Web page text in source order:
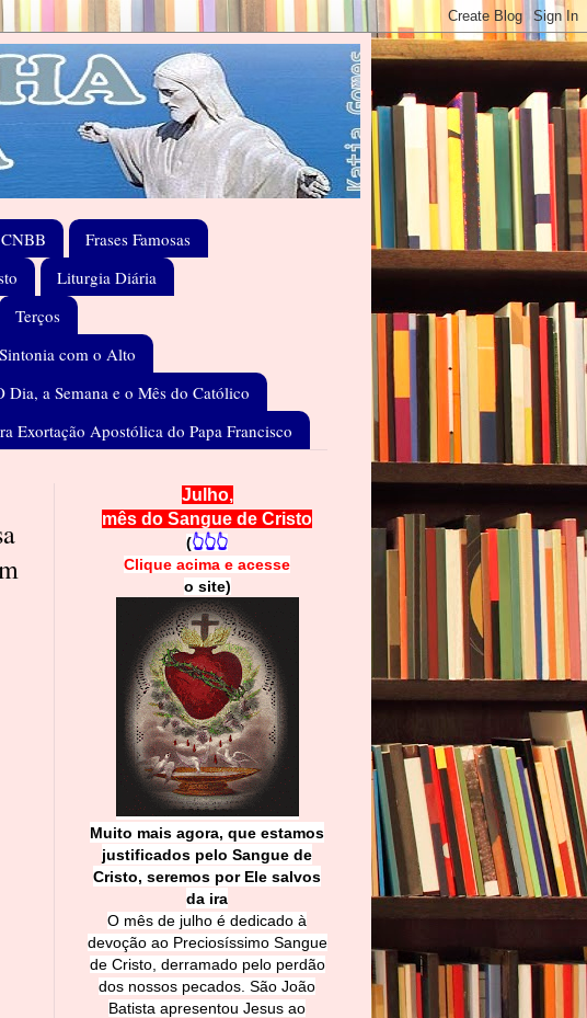
Frases Famosas
Liturgia Diária
Terços
com o Alto
Dia, a Semana e o Mês do Católico
Exortação Apostólica do Papa Francisco
Julho,
mês do Sangue de Cristo
(👆👆👆
Clique acima e acesse
o site)
Muito mais agora, que estamos
justificados pelo Sangue de
Cristo, seremos por Ele salvos
da ira
O mês de julho é dedicado à
devoção ao Preciosíssimo Sangue
de Cristo, derramado pelo perdão
dos nossos pecados. São João
Batista apresentou Jesus ao